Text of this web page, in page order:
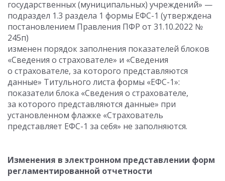
государственных (муниципальных) учреждений» —
подраздел 1.3 раздела 1 формы ЕФС-1 (утверждена
постановлением Правления ПФР от 31.10.2022 №
245п)
изменен порядок заполнения показателей блоков
«Сведения о страхователе» и «Сведения
о страхователе, за которого представляются
данные» Титульного листа формы «ЕФС-1»:
показатели блока «Сведения о страхователе,
за которого представляются данные» при
установленном флажке «Страхователь
представляет ЕФС-1 за себя» не заполняются.
Изменения в электронном представлении форм
регламентированной отчетности